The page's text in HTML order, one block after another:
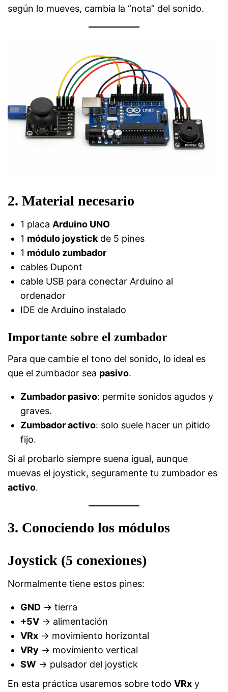
según lo mueves, cambia la “nota” del sonido.
2. Material necesario
1 placa Arduino UNO
1 módulo joystickde 5 pines
1 módulo zumbador
cables Dupont
cable USB para conectar Arduino al
ordenador
IDE de Arduino instalado
Importante sobre el zumbador
Para que cambie el tono del sonido, lo ideal es
que el zumbador sea pasivo.
Zumbador pasivo: permite sonidos agudos y
graves.
Zumbador activo: solo suele hacer un pitido
fijo.
Si al probarlo siempre suena igual, aunque
muevas el joystick, seguramente tu zumbador es
activo.
3. Conociendo los módulos
Joystick (5 conexiones)
Normalmente tiene estos pines:
GND → tierra
+5V → alimentación
VRx → movimiento horizontal
VRy → movimiento vertical
SW → pulsador del joystick
En esta práctica usaremos sobre todo VRx y